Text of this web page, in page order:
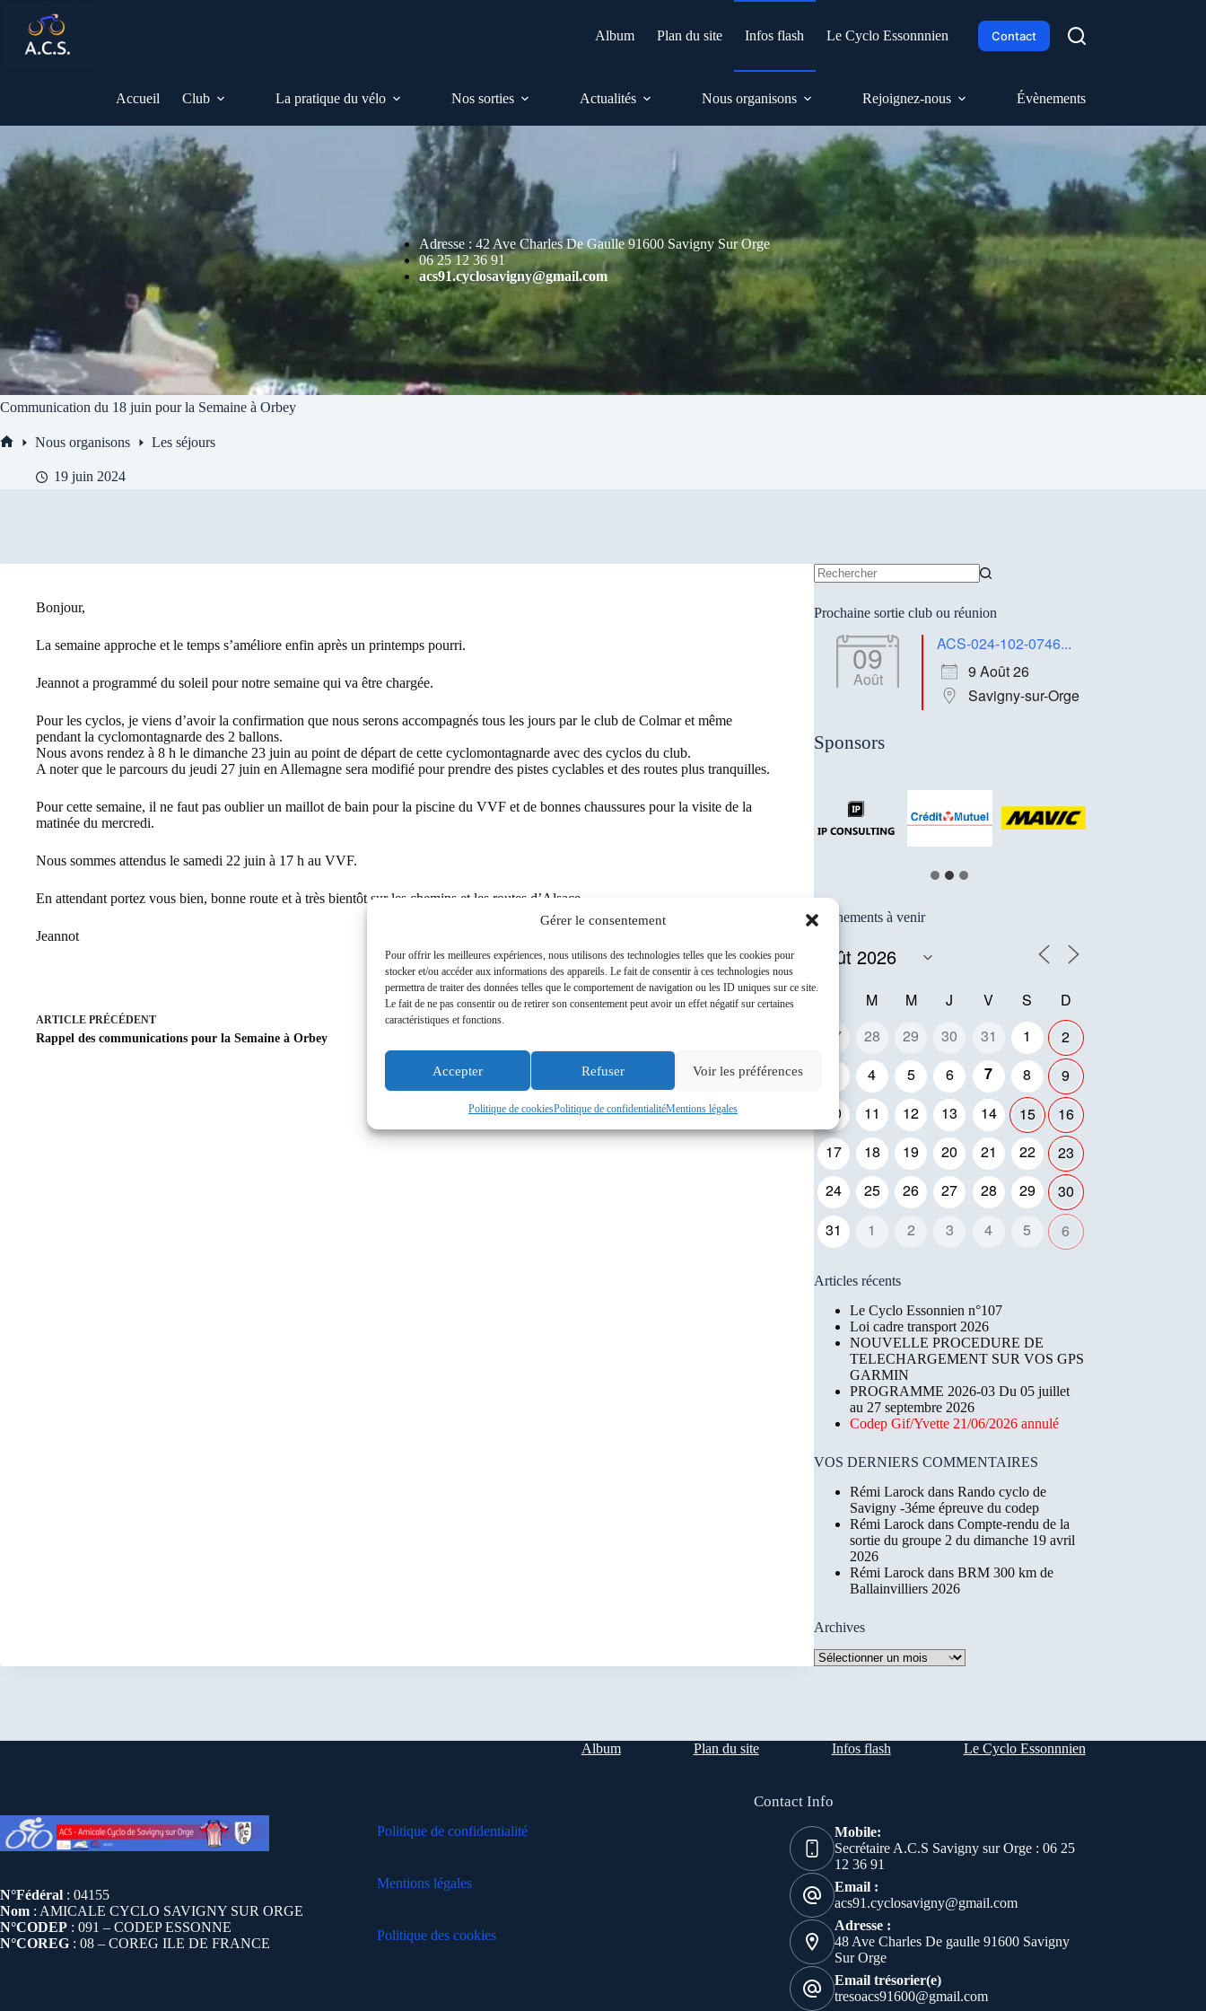
Gérer le consentement
Pour offrir les meilleures expériences, nous utilisons des technologies telles que les cookies pour
stocker et/ou accéder aux informations des appareils. Le fait de consentir à ces technologies nous
permettra de traiter des données telles que le comportement de navigation ou les ID uniques sur ce site.
Le fait de ne pas consentir ou de retirer son consentement peut avoir un effet négatif sur certaines
caractéristiques et fonctions.
Accepter Refuser Voir les préférences
Politique de cookiesPolitique de confidentialitéMentions légales
contenu
Album Plan du site Infos flash Le Cyclo Essonnnien Contact
Accueil Club La pratique du vélo Nos sorties Actualités Nous organisons Rejoignez-nous Évènements
Adresse : 42 Ave Charles De Gaulle 91600 Savigny Sur Orge
06 25 12 36 91
acs91.cyclosavigny@gmail.com
Communication du 18 juin pour la Semaine à Orbey
Nous organisons Les séjours
19 juin 2024
Bonjour,
La semaine approche et le temps s’améliore enfin après un printemps pourri.
Jeannot a programmé du soleil pour notre semaine qui va être chargée.
Pour les cyclos, je viens d’avoir la confirmation que nous serons accompagnés tous les jours par le club de Colmar et même
pendant la cyclomontagnarde des 2 ballons.
Nous avons rendez à 8 h le dimanche 23 juin au point de départ de cette cyclomontagnarde avec des cyclos du club.
A noter que le parcours du jeudi 27 juin en Allemagne sera modifié pour prendre des pistes cyclables et des routes plus tranquilles.
Pour cette semaine, il ne faut pas oublier un maillot de bain pour la piscine du VVF et de bonnes chaussures pour la visite de la
matinée du mercredi.
Nous sommes attendus le samedi 22 juin à 17 h au VVF.
En attendant portez vous bien, bonne route et à très bientôt sur les chemins et les routes d’Alsace,
Jeannot
ARTICLE PRÉCÉDENT
Rappel des communications pour la Semaine à Orbey
résultat
Prochaine sortie club ou réunion
09
Août
ACS-024-102-0746...
9 Août 26
Savigny-sur-Orge
Sponsors
Événements à venir
M M J V S
D
27
28 29 30 31 1
2
4 5 6 7 8
9
10
11 12 13 14 15
16
17
18 19 20 21 22
23
24
25 26 27 28 29
30
31
1 2 3 4 5 6
Articles récents
Le Cyclo Essonnien n°107
Loi cadre transport 2026
NOUVELLE PROCEDURE DE
TELECHARGEMENT SUR VOS GPS
GARMIN
PROGRAMME 2026-03 Du 05 juillet
au 27 septembre 2026
Codep Gif/Yvette 21/06/2026 annulé
VOS DERNIERS COMMENTAIRES
Rémi Larock dansRando cyclo de
Savigny -3éme épreuve du codep
Rémi Larock dansCompte-rendu de la
sortie du groupe 2 du dimanche 19 avril
2026
Rémi Larock dansBRM 300 km de
Ballainvilliers 2026
Archives
Archives
Album Plan du site Infos flash Le Cyclo Essonnnien
N°Fédéral : 04155
Nom : AMICALE CYCLO SAVIGNY SUR ORGE
N°CODEP : 091 – CODEP ESSONNE
N°COREG : 08 – COREG ILE DE FRANCE
Politique de confidentialité
Mentions légales
Politique des cookies
Contact Info
Mobile:
Secrétaire A.C.S Savigny sur Orge : 06 25
12 36 91
Email :
acs91.cyclosavigny@gmail.com
Adresse :
48 Ave Charles De gaulle 91600 Savigny
Sur Orge
Email trésorier(e)
tresoacs91600@gmail.com